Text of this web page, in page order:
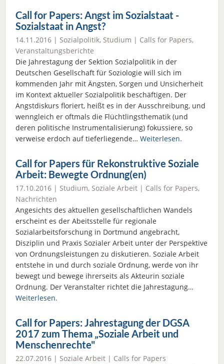
Call for Papers: Angst im Sozialstaat -
Sozialstaat in Angst?
14.11.2016 | Sozialpolitik, Studium | Calls for Papers,
Veranstaltungsberichte
Die Jahrestagung der Sektion Sozialpolitik in der
Deutschen Gesellschaft für Soziologie will sich im
kommenden Jahr mit Ängsten, Sorgen und Unsicherheit
im Kontext aktueller Sozialpolitik beschäftigen. Der
Angstdiskurs floriert, heißt es in der Ausschreibung, und
wenngleich er oftmals die Flüchtlingsthematik (und
deren politische Instrumentalisierung) fokussiere, so
verweise erdoch auf tieferliegende… Weiterlesen.
Call for Papers für Rekonstruktive Soziale
Arbeit: Bewegte Ordnung(en)
17.10.2016 | Studium, Soziale Arbeit | Calls for Papers,
Nachrichten
Angesichts des aktuellen gesellschaftlichen Wandels
erscheint es der Abeitsstelle für regionale
Sozialarbeitsforschung in Dortmund angebracht,
Disziplin und Praxis Sozialer Arbeit unter der Perspektive
von Ordnungsleistungen zu diskutieren. Soziale Arbeit
entstehe in und durch soziale Ordnung, werde von ihr
bewegt und bewege ihrerseits als Akteurin soziale
Ordnung. Der Veranstalter richtet die Jahrestagung…
Weiterlesen.
Call for Papers: Jahrestagung der DGSA
2017 zum Thema „Soziale Arbeit und
Menschenrechte"
22.07.2016 | Soziale Arbeit | Calls for Papers